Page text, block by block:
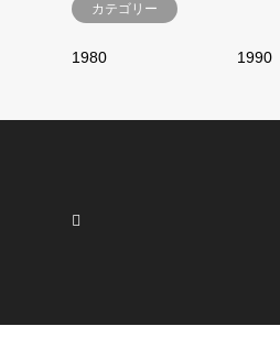
カテゴリー
1980 1990